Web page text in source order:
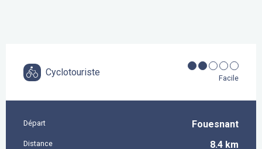
Cyclotouriste
Facile
Informations pratiques
Départ Fouesnant
Distance 8.4 km